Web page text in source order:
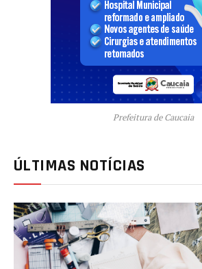
Prefeitura de Caucaia
ÚLTIMAS NOTÍCIAS